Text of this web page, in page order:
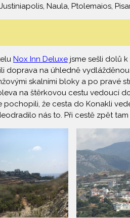
Naula, Ptolemaios,
Nox Inn Deluxe jsme sešli dolů
doprava na úhledně
skalními bloky a po pravé
na štěrkovou cestu vedoucí
pochopili, že cesta do Konakli
nás to. Při cestě zpět